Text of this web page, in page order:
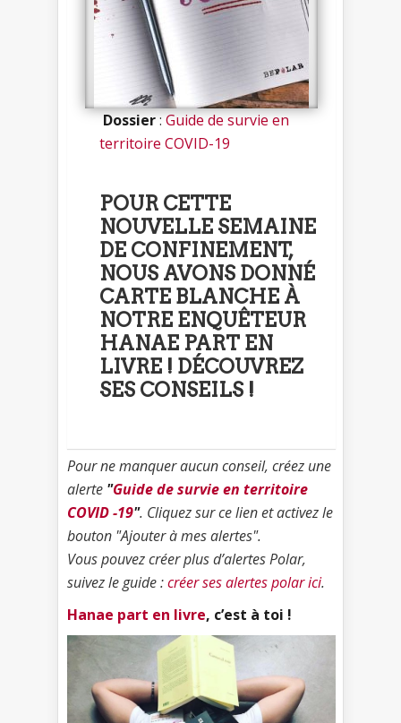
Dossier:Guide de survie en
territoire COVID-19
POUR CETTE
NOUVELLE SEMAINE
DE CONFINEMENT,
NOUS AVONS DONNÉ
CARTE BLANCHE À
NOTRE ENQUÊTEUR
HANAE PART EN
LIVRE ! DÉCOUVREZ
SES CONSEILS !
Pour ne manquer aucun conseil, créez une
alerte "Guide de survie en territoire
COVID -19". Cliquez sur ce lien et activez le
bouton "Ajouter à mes alertes".
Vous pouvez créer plus d’alertes Polar,
suivez le guide :créer ses alertes polar ici.
Hanae part en livre, c’est à toi !